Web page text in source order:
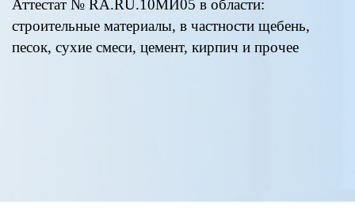
Аттестат № RA.RU.10МИ05 в области:
строительные материалы, в частности щебень,
песок, сухие смеси, цемент, кирпич и прочее